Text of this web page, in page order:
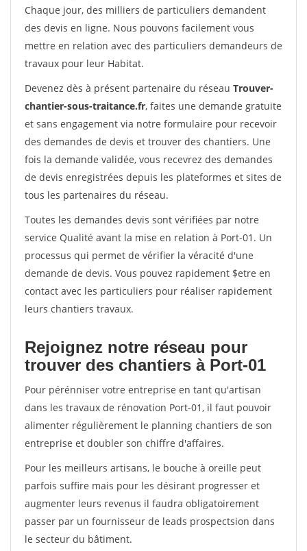
Chaque jour, des milliers de particuliers demandent
des devis en ligne. Nous pouvons facilement vous
mettre en relation avec des particuliers demandeurs de
travaux pour leur Habitat.
Devenez dès à présent partenaire du réseau Trouver-
chantier-sous-traitance.fr, faites une demande gratuite
et sans engagement via notre formulaire pour recevoir
des demandes de devis et trouver des chantiers. Une
fois la demande validée, vous recevrez des demandes
de devis enregistrées depuis les plateformes et sites de
tous les partenaires du réseau.
Toutes les demandes devis sont vérifiées par notre
service Qualité avant la mise en relation à Port-01. Un
processus qui permet de vérifier la véracité d'une
demande de devis. Vous pouvez rapidement $etre en
contact avec les particuliers pour réaliser rapidement
leurs chantiers travaux.
Rejoignez notre réseau pour
trouver des chantiers à Port-01
Pour pérénniser votre entreprise en tant qu'artisan
dans les travaux de rénovation Port-01, il faut pouvoir
alimenter régulièrement le planning chantiers de son
entreprise et doubler son chiffre d'affaires.
Pour les meilleurs artisans, le bouche à oreille peut
parfois suffire mais pour les désirant progresser et
augmenter leurs revenus il faudra obligatoirement
passer par un fournisseur de leads prospectsion dans
le secteur du bâtiment.